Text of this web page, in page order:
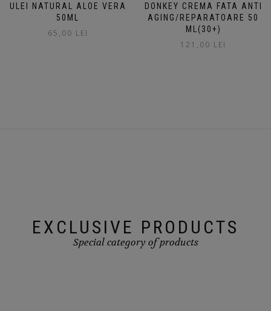
ULEI NATURAL ALOE VERA
50ML
65,00 LEI
DONKEY CREMA FATA ANTI
AGING/REPARATOARE 50
ML(30+)
121,00 LEI
EXCLUSIVE PRODUCTS
Special category of products